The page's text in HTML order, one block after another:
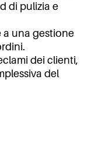
di pulizia e
a una gestione
dei clienti,
del